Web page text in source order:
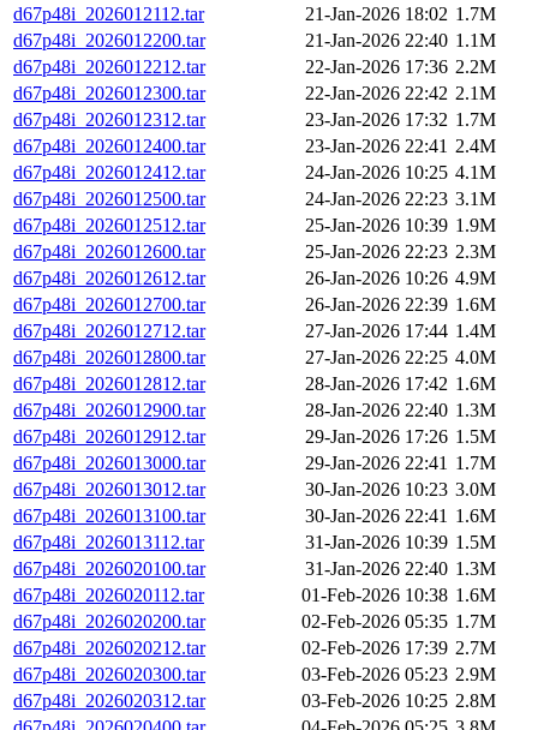
d67p48i_2026012112.tar
21-Jan-2026 18:02 1.7M
d67p48i_2026012200.tar
21-Jan-2026 22:40 1.1M
d67p48i_2026012212.tar
22-Jan-2026 17:36 2.2M
d67p48i_2026012300.tar
22-Jan-2026 22:42 2.1M
d67p48i_2026012312.tar
23-Jan-2026 17:32 1.7M
d67p48i_2026012400.tar
23-Jan-2026 22:41 2.4M
d67p48i_2026012412.tar
24-Jan-2026 10:25 4.1M
d67p48i_2026012500.tar
24-Jan-2026 22:23 3.1M
d67p48i_2026012512.tar
25-Jan-2026 10:39 1.9M
d67p48i_2026012600.tar
25-Jan-2026 22:23 2.3M
d67p48i_2026012612.tar
26-Jan-2026 10:26 4.9M
d67p48i_2026012700.tar
26-Jan-2026 22:39 1.6M
d67p48i_2026012712.tar
27-Jan-2026 17:44 1.4M
d67p48i_2026012800.tar
27-Jan-2026 22:25 4.0M
d67p48i_2026012812.tar
28-Jan-2026 17:42 1.6M
d67p48i_2026012900.tar
28-Jan-2026 22:40 1.3M
d67p48i_2026012912.tar
29-Jan-2026 17:26 1.5M
d67p48i_2026013000.tar
29-Jan-2026 22:41 1.7M
d67p48i_2026013012.tar
30-Jan-2026 10:23 3.0M
d67p48i_2026013100.tar
30-Jan-2026 22:41 1.6M
d67p48i_2026013112.tar
31-Jan-2026 10:39 1.5M
d67p48i_2026020100.tar
31-Jan-2026 22:40 1.3M
d67p48i_2026020112.tar
01-Feb-2026 10:38 1.6M
d67p48i_2026020200.tar
02-Feb-2026 05:35 1.7M
d67p48i_2026020212.tar
02-Feb-2026 17:39 2.7M
d67p48i_2026020300.tar
03-Feb-2026 05:23 2.9M
d67p48i_2026020312.tar
03-Feb-2026 10:25 2.8M